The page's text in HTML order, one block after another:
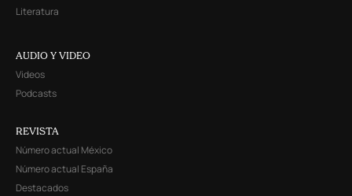
Literatura
AUDIO Y VIDEO
Videos
Podcasts
REVISTA
Número actual México
Número actual España
Destacados